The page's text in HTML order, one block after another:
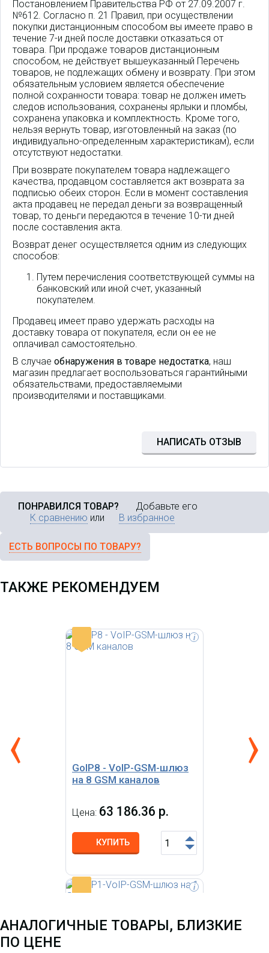
Постановлением Правительства РФ от 27.09.2007 г.
№612. Согласно п. 21 Правил, при осуществлении
покупки дистанционным способом вы имеете право в
течение 7-и дней после доставки отказаться от
товара. При продаже товаров дистанционным
способом, не действует вышеуказанный Перечень
товаров, не подлежащих обмену и возврату. При этом
обязательным условием является обеспечение
полной сохранности товара: товар не должен иметь
следов использования, сохранены ярлыки и пломбы,
сохранена упаковка и комплектность. Кроме того,
нельзя вернуть товар, изготовленный на заказ (по
индивидуально-определенным характеристикам), если
отсутствуют недостатки.
При возврате покупателем товара надлежащего
качества, продавцом составляется акт возврата за
подписью обеих сторон. Если в момент составления
акта продавец не передал деньги за возвращенный
товар, то деньги передаются в течение 10-ти дней
после составления акта.
Возврат денег осуществляется одним из следующих
способов:
Путем перечисления соответствующей суммы на
банковский или иной счет, указанный
покупателем.
Продавец имеет право удержать расходы на
доставку товара от покупателя, если он ее не
оплачивал самостоятельно.
В случае обнаружения в товаре недостатка, наш
магазин предлагает воспользоваться гарантийными
обязательствами, предоставляемыми
производителями и поставщиками.
НАПИСАТЬ ОТЗЫВ
ПОНРАВИЛСЯ ТОВАР? Добавьте его
К сравнению или В избранное
ЕСТЬ ВОПРОСЫ ПО ТОВАРУ?
ТАКЖЕ РЕКОМЕНДУЕМ
GoIP8 - VoIP-GSM-шлюз
на 8 GSM каналов
Цена: 63 186.36 р.
КУПИТЬ
i
(900/1800/1900/850MHZ) и IP
сетями без использования
дополнительного
i
АНАЛОГИЧНЫЕ ТОВАРЫ, БЛИЗКИЕ
ПО ЦЕНЕ